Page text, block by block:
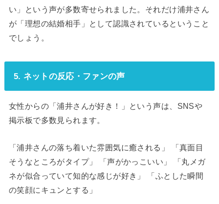
い」という声が多数寄せられました。それだけ浦井さん
が「理想の結婚相手」として認識されているということ
でしょう。
5. ネットの反応・ファンの声
女性からの「浦井さんが好き！」という声は、SNSや
掲示板で多数見られます。
「浦井さんの落ち着いた雰囲気に癒される」 「真面目
そうなところがタイプ」 「声がかっこいい」 「丸メガ
ネが似合っていて知的な感じが好き」 「ふとした瞬間
の笑顔にキュンとする」